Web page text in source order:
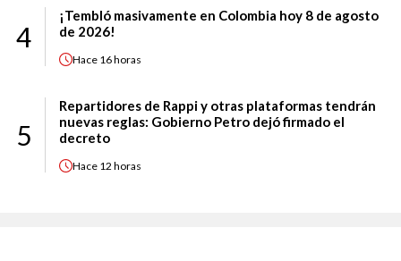
4
¡Tembló masivamente en Colombia hoy 8 de agosto
de 2026!
Hace 16 horas
5
Repartidores de Rappi y otras plataformas tendrán
nuevas reglas: Gobierno Petro dejó firmado el
decreto
Hace 12 horas